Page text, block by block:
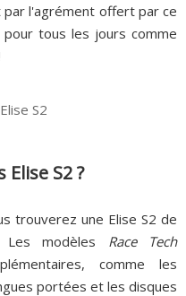
l'agrément offert par ce
tous les jours comme
S2 ?
trouverez une Elise S2 de
Les modèles Race Tech
comme les
portées et les disques